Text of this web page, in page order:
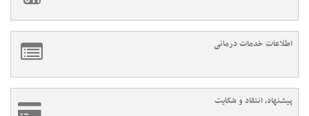
اطلاعات خدمات درمانی
پیشنهاد، انتقاد و شکایت